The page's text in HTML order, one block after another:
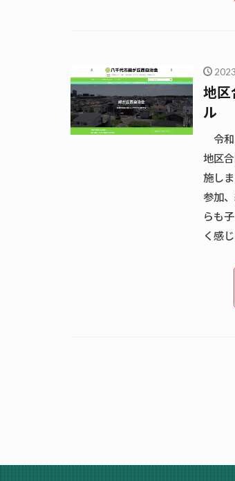
地区
ル
令和
地区
施し
参加
らも
く感